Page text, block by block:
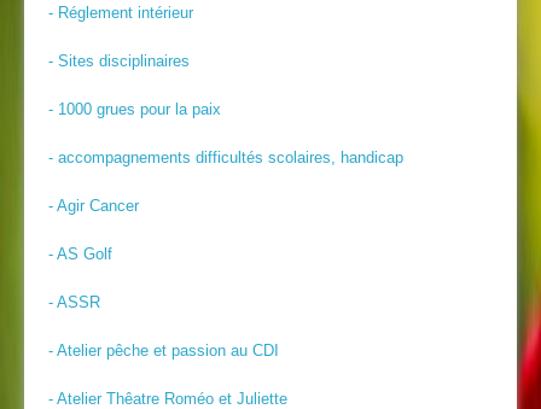
- Réglement intérieur
- Sites disciplinaires
- 1000 grues pour la paix
- accompagnements difficultés scolaires, handicap
- Agir Cancer
- AS Golf
- ASSR
- Atelier pêche et passion au CDI
- Atelier Thêatre Roméo et Juliette